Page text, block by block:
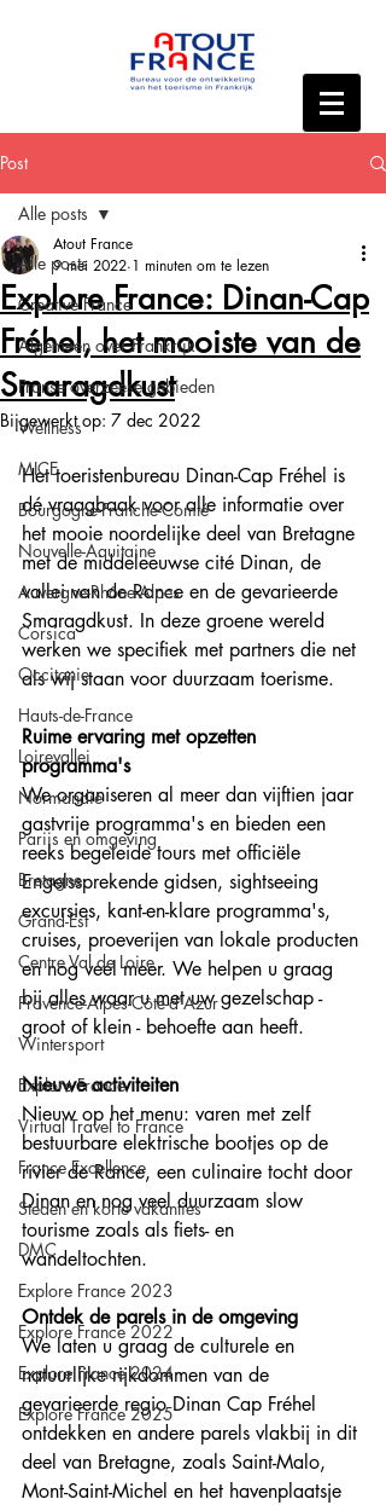
Post
Alle posts
Creative France
Algemeen over Frankrijk
Franse overzeese gebieden
Wellness
MICE
Bourgogne-Franche-Comté
Nouvelle-Aquitaine
Auvergne-Rhône-Alpes
Corsica
Occitanie
Hauts-de-France
Loirevallei
Normandie
Parijs en omgeving
Bretagne
Grand-Est
Centre Val de Loire
Provence-Alpes-Côte-d'Azur
Wintersport
Explore France
Virtual Travel to France
France Excellence
Steden en korte vakanties
DMC
Explore France 2023
Explore France 2022
Explore France 2024
Explore France 2025
Alle posts
Explore France: Dinan-Cap
Fréhel, het mooiste van de
Smaragdkust
Atout France
9 mei 2022 1 minuten om te lezen
Bijgewerkt op: 7 dec 2022
Het toeristenbureau Dinan-Cap Fréhel is
dé vraagbaak voor alle informatie over
het mooie noordelijke deel van Bretagne
met de middeleeuwse cité Dinan, de
vallei van de Rance en de gevarieerde
Smaragdkust. In deze groene wereld
werken we specifiek met partners die net
als wij staan voor duurzaam toerisme.
Ruime ervaring met opzetten
programma's
We organiseren al meer dan vijftien jaar
gastvrije programma's en bieden een
reeks begeleide tours met officiële
Engelssprekende gidsen, sightseeing
excursies, kant-en-klare programma's,
cruises, proeverijen van lokale producten
en nog veel meer. We helpen u graag
bij alles waar u met uw gezelschap -
groot of klein - behoefte aan heeft.
Nieuwe activiteiten
Nieuw op het menu: varen met zelf
bestuurbare elektrische bootjes op de
rivier de Rance, een culinaire tocht door
Dinan en nog veel duurzaam slow
tourisme zoals als fiets- en
wandeltochten.
Ontdek de parels in de omgeving
We laten u graag de culturele en
natuurlijke rijkdommen van de
gevarieerde regio Dinan Cap Fréhel
ontdekken en andere parels vlakbij in dit
deel van Bretagne, zoals Saint-Malo,
Mont-Saint-Michel en het havenplaatsje